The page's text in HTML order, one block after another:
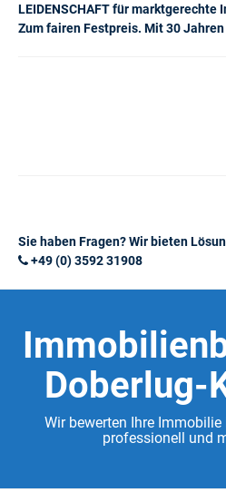
LEIDENSCHAFT für marktgerechte
Zum fairen Festpreis. Mit 30
Sie haben Fragen? Wir bieten
+49 (0) 3592 31908
Doberlug-
Wir bewerten Ihre
professionell und